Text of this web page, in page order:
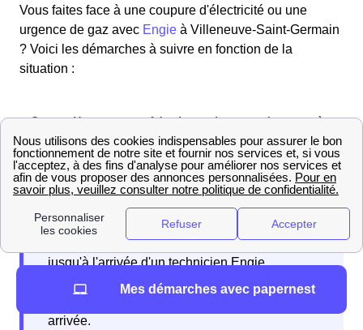
Vous faites face à une coupure d'électricité ou une
urgence de gaz avec Engie à Villeneuve-Saint-Germain
? Voici les démarches à suivre en fonction de la
situation :
Si vous faites face à une fuite de gaz dans votre
logement à Villeneuve-Saint-Germain, suivez
simplement les étapes suivantes :Étape 1 :Pour
commencer,ouvrez toutes les fenêtres de votre
domicilele Villeneuvois afin de ventiler les lieux.Étape
potentiel dans votre habitation.Étape 3 : Ne manipulez
aucun appareil électrique à Villeneuve-Saint-Germain, y
En cas d'intervention, vous devrez patienter
jusqu'à l'arrivée d'un technicien Engie
disponible Picardie. L'opérateur vous fournira
arrivée.
Mes démarches avec papernest